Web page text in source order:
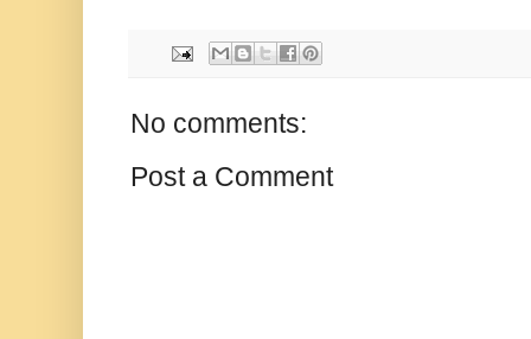
No comments:
Post a Comment